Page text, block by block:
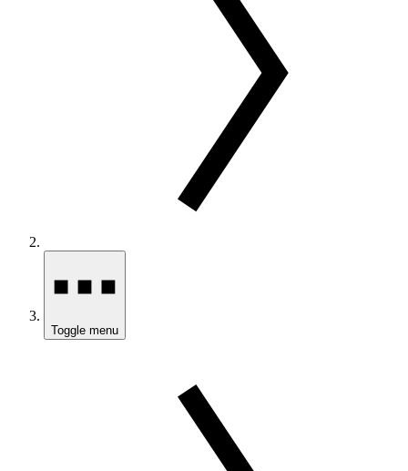
Toggle menu